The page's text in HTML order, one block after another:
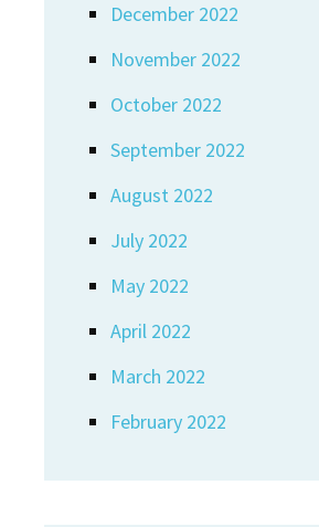
December 2022
November 2022
October 2022
September 2022
August 2022
July 2022
May 2022
April 2022
March 2022
February 2022